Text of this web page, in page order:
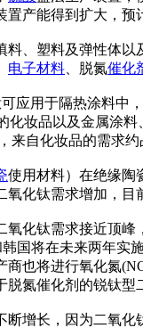
产能得到扩大，预
料、塑料及弹性体以
电子材料 、脱氮催化
应用于隔热涂料中
化妆品以及金属涂料
来自化妆品的需求
使用材料）在绝缘陶
氧化钛需求增加，目
化钛需求接近顶峰
国将在未来两年实
商也将进行氧化氮
氮催化剂的锐钛型
增长，因为二氧化